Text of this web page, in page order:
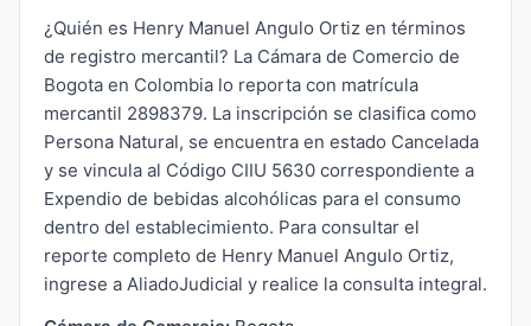
¿Quién es Henry Manuel Angulo Ortiz en términos
de registro mercantil? La Cámara de Comercio de
Bogota en Colombia lo reporta con matrícula
mercantil 2898379. La inscripción se clasifica como
Persona Natural, se encuentra en estado Cancelada
y se vincula al Código CIIU 5630 correspondiente a
Expendio de bebidas alcohólicas para el consumo
dentro del establecimiento. Para consultar el
reporte completo de Henry Manuel Angulo Ortiz,
ingrese a AliadoJudicial y realice la consulta integral.